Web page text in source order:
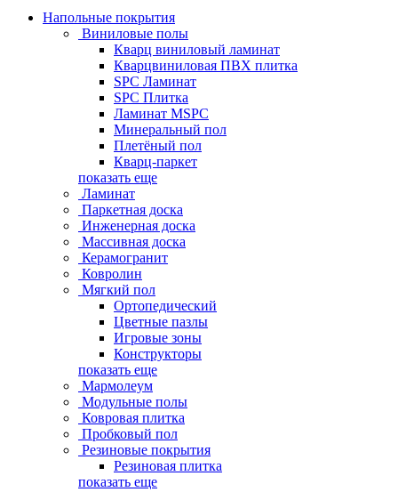
Напольные покрытия
Виниловые полы
Кварц виниловый ламинат
Кварцвиниловая ПВХ плитка
SPC Ламинат
SPC Плитка
Ламинат MSPC
Минеральный пол
Плетёный пол
Кварц-паркет
показать еще
Ламинат
Паркетная доска
Инженерная доска
Массивная доска
Керамогранит
Ковролин
Мягкий пол
Ортопедический
Цветные пазлы
Игровые зоны
Конструкторы
показать еще
Мармолеум
Модульные полы
Ковровая плитка
Пробковый пол
Резиновые покрытия
Резиновая плитка
показать еще